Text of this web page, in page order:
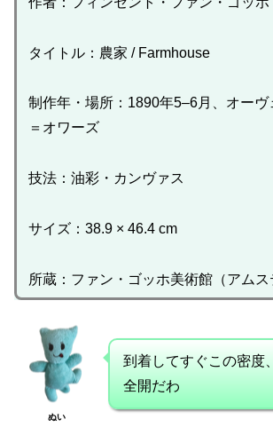
タイトル：農家 / Farmhouse
制作年・場所：1890年5–6月、オーヴ
＝オワーズ
技法：油彩・カンヴァス
サイズ：38.9 × 46.4 cm
所蔵：ファン・ゴッホ美術館（アムス
ぬい
到着してすぐこの密度
全開だわ